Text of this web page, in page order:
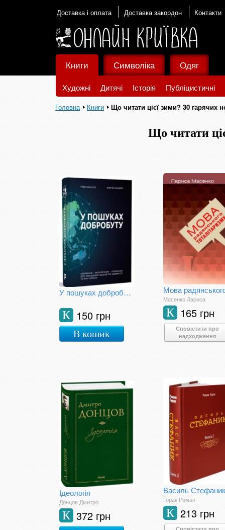
Доставка і оплата Доставка закордон Контакти
Книги
Художні Дитячі Історія Публіцистичні
Символіка Одяг
Головна Книги Що читати цієї зими? 30 гарячих
Що читати
У пошуках добробуту
150 грн
К
В кошик
Масенко Лариса
165 грн
К
Сповістити про
надходження
Ідеологія
Донцов Дмитро
372 грн
К
Горак Роман
213 грн
К